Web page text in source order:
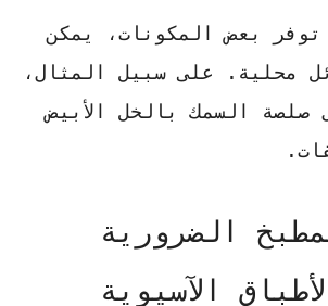
بعض المكونات، يمكن
محلية. على سبيل المثال،
صلصة السمكبالخل الأبيض
الضرورية
الآسيوية